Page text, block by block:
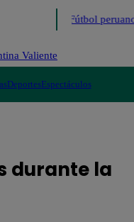
Fútbol peruano
Valiente
DeportesEspectáculos
durante la